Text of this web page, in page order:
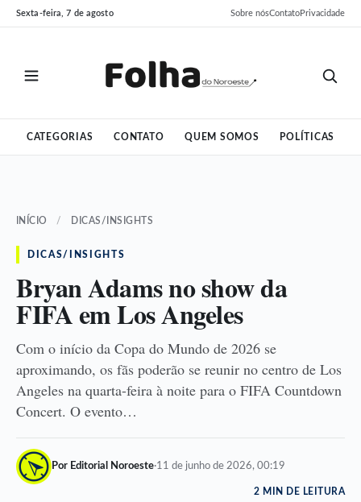
Pular
para
Pular
para
Sexta-feira, 7 de agosto Sobre nósContatoPrivacidade
CATEGORIAS CONTATO QUEM SOMOS POLÍTICAS
INÍCIO / DICAS/INSIGHTS
DICAS/INSIGHTS
Bryan Adams no show da
FIFA em Los Angeles
Com o início da Copa do Mundo de 2026 se
aproximando, os fãs poderão se reunir no centro de Los
Angeles na quarta-feira à noite para o FIFA Countdown
Concert. O evento…
Por Editorial Noroeste·11 de junho de 2026, 00:19
2 MIN DE LEITURA